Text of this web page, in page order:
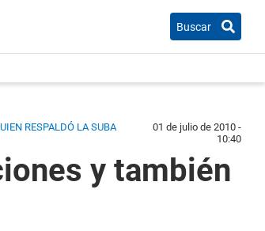
Buscar
RESPALDÓ LA SUBA
01 de julio de 2010 -
10:40
y también